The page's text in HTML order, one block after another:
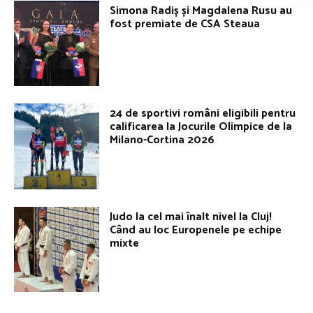
Simona Radiș și Magdalena Rusu au
fost premiate de CSA Steaua
24 de sportivi români eligibili pentru
calificarea la Jocurile Olimpice de la
Milano-Cortina 2026
Judo la cel mai înalt nivel la Cluj!
Când au loc Europenele pe echipe
mixte